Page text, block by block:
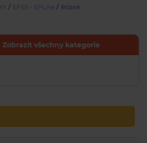
/ EPEE - EPLine / Různé
Zobrazit všechny kategorie